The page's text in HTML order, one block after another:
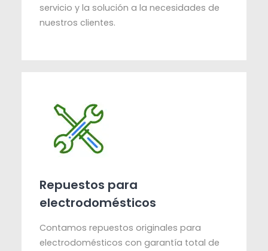
servicio y la solución a la necesidades de
nuestros clientes.
Repuestos para
electrodomésticos
Contamos repuestos originales para
electrodomésticos con garantía total de